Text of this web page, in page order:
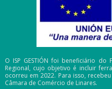
O ISP GESTIÓN foi beneficiário do
Regional, cujo objetivo é incluir
ocorreu em 2022. Para isso,
Câmara de Comércio de Linares.